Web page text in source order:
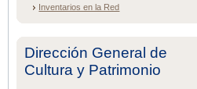
Inventarios en la Red
Dirección General de
Cultura y Patrimonio